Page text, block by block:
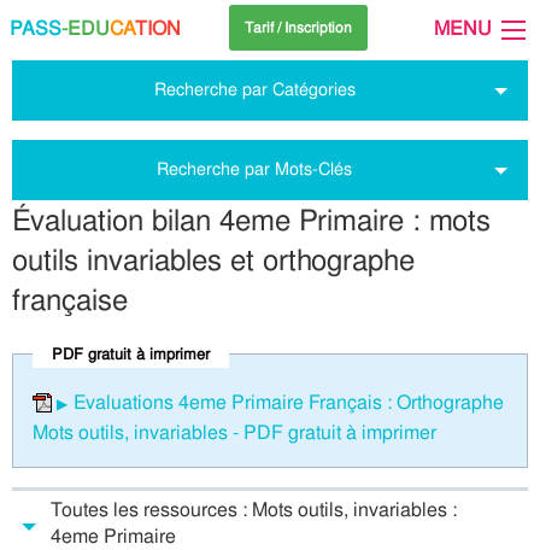
PASS-EDUCATION Tarif / Inscription MENU
Recherche par Catégories
Recherche par Mots-Clés
Évaluation bilan 4eme Primaire : mots
outils invariables et orthographe
française
PDF gratuit à imprimer
Evaluations 4eme Primaire Français : Orthographe
Mots outils, invariables - PDF gratuit à imprimer
Toutes les ressources : Mots outils, invariables :
4eme Primaire